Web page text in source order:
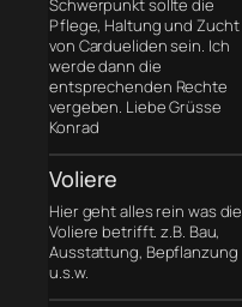
Schwerpunkt sollte die
Pflege, Haltung und Zucht
von Cardueliden sein. Ich
werde dann die
entsprechenden Rechte
vergeben. Liebe Grüsse
Konrad
Voliere
Hier geht alles rein was die
Voliere betrifft. z.B. Bau,
Ausstattung, Bepflanzung
u.s.w.